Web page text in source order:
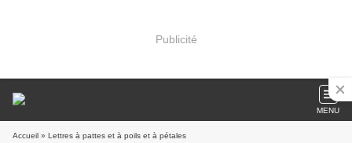
Publicité
MENU
Accueil » Lettres à pattes et à poils et à pétales